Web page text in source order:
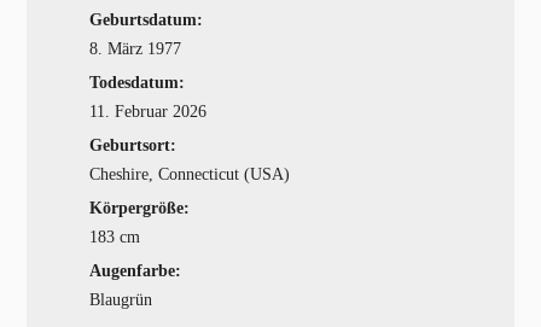
Geburtsdatum:
8. März 1977
Todesdatum:
11. Februar 2026
Geburtsort:
Cheshire, Connecticut (USA)
Körpergröße:
183 cm
Augenfarbe:
Blaugrün